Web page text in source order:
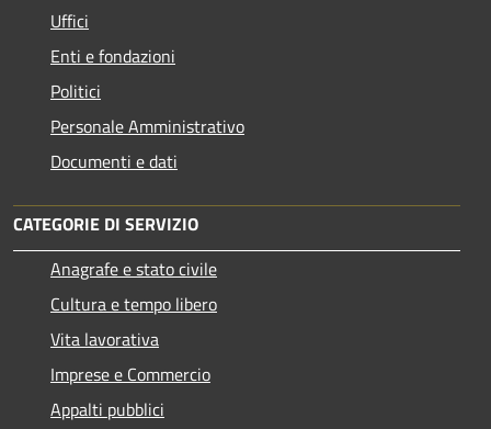
Uffici
Enti e fondazioni
Politici
Personale Amministrativo
Documenti e dati
CATEGORIE DI SERVIZIO
Anagrafe e stato civile
Cultura e tempo libero
Vita lavorativa
Imprese e Commercio
Appalti pubblici